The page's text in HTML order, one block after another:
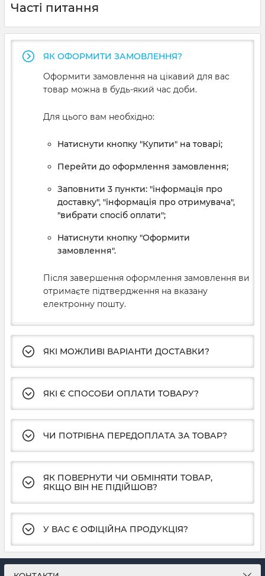
Часті питання
ЯК ОФОРМИТИ ЗАМОВЛЕННЯ?
Оформити замовлення на цікавий для вас
товар можна в будь-який час доби.
Для цього вам необхідно:
Натиснути кнопку "Купити" на товарі;
Перейти до оформлення замовлення;
Заповнити 3 пункти: "інформація про
доставку", "інформація про отримувача",
"вибрати спосіб оплати";
Натиснути кнопку "Оформити
замовлення".
Після завершення оформлення замовлення ви
отримаєте підтвердження на вказану
електронну пошту.
ЯКІ МОЖЛИВІ ВАРІАНТИ ДОСТАВКИ?
ЯКІ Є СПОСОБИ ОПЛАТИ ТОВАРУ?
ЧИ ПОТРІБНА ПЕРЕДОПЛАТА ЗА ТОВАР?
ЯК ПОВЕРНУТИ ЧИ ОБМІНЯТИ ТОВАР,
ЯКЩО ВІН НЕ ПІДІЙШОВ?
У ВАС Є ОФІЦІЙНА ПРОДУКЦІЯ?